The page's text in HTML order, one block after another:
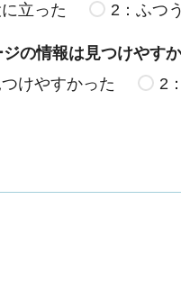
立った
2：ふつう
ジの情報は見つけやす
けやすかった
2